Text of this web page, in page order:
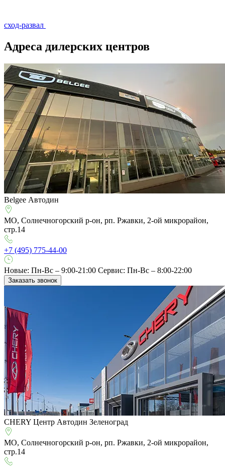
сход-развал
Адреса дилерских центров
Belgee Автодин
МО, Солнечногорский р-он, рп. Ржавки, 2-ой микрорайон,
стр.14
+7 (495) 775-44-00
Новые: Пн-Вс – 9:00-21:00 Сервис: Пн-Вс – 8:00-22:00
Заказать звонок
CHERY Центр Автодин Зеленоград
МО, Солнечногорский р-он, рп. Ржавки, 2-ой микрорайон,
стр.14